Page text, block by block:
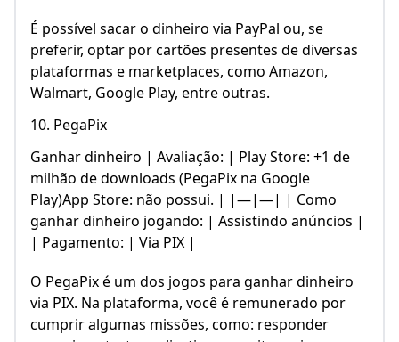
É possível sacar o dinheiro via PayPal ou, se
preferir, optar por cartões presentes de diversas
plataformas e marketplaces, como Amazon,
Walmart, Google Play, entre outras.
10. PegaPix
Ganhar dinheiro | Avaliação: | Play Store: +1 de
milhão de downloads (PegaPix na Google
Play)App Store: não possui. | |—|—| | Como
ganhar dinheiro jogando: | Assistindo anúncios |
| Pagamento: | Via PIX |
O PegaPix é um dos jogos para ganhar dinheiro
via PIX. Na plataforma, você é remunerado por
cumprir algumas missões, como: responder